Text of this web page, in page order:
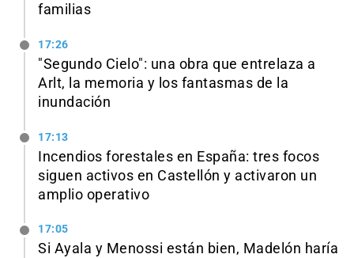
familias
17:26
"Segundo Cielo": una obra que entrelaza a
Arlt, la memoria y los fantasmas de la
inundación
17:13
Incendios forestales en España: tres focos
siguen activos en Castellón y activaron un
amplio operativo
17:05
Si Ayala y Menossi están bien, Madelón haría